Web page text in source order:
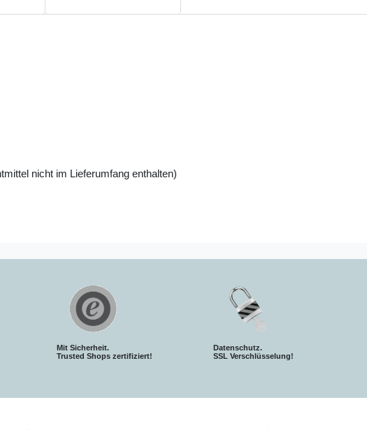
nicht im Lieferumfang enthalten)
Mit Sicherheit.
Trusted Shops zertifiziert!
Datenschutz.
SSL Verschlüsselung!